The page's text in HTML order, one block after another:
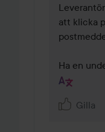
att klicka
Ha en
Gilla